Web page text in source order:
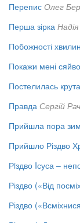
Перепис Олег
Перша зірка
Побожності
Покажи мені
Постелилась
Правда Сергій
Прийшла пора
Прийшло Різдво
Рiздво Iсуса –
Різдво («Від
Різдво